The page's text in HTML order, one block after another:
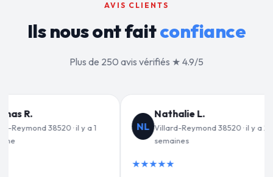
AVIS CLIENTS
Ils nous ont faitconfiance
Plus de 250 avis vérifiés ★ 4.9/5
· il y a 2 JF
Jean-François C.
Villard-Reymond 38520 · il y a 3
VD